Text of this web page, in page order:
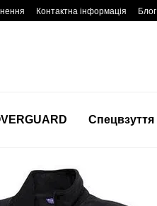
Контактна інформація Блог
Спецвзуття